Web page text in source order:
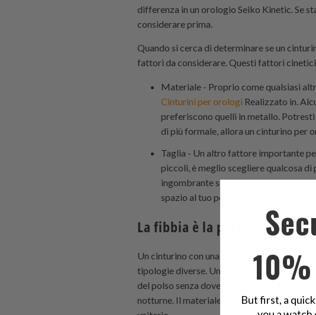
differenza in un orologio Seiko Kinetic. Se
considerare prima.
Quando si cerca di determinare se un
fattori da considerare. Questi fattori
Materiale - Proprio come qualsiasi
Cinturini per orologi Realizzato in.
preferiscono quelli in metallo. Potresti
di più formale, allora un cinturino per
Taglia - Un altro fattore importante
piccoli, è meglio scegliere qualcosa
ingombrante sotto la manica della
spazio al tuo polso e ti renderà la vita
La fibbia è la parte più
Un cinturino con una buona fibbia in
tipologie diverse. Un cinturino lungo rende
del polso senza dover togliere l'orologio
notturne. Il materiale utilizzato per
But first, a